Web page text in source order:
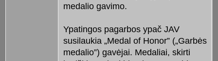
medalio gavimo.
Ypatingos pagarbos ypač JAV
susilaukia „Medal of Honor” („Garbės
medalio”) gavėjai. Medaliai, skirti